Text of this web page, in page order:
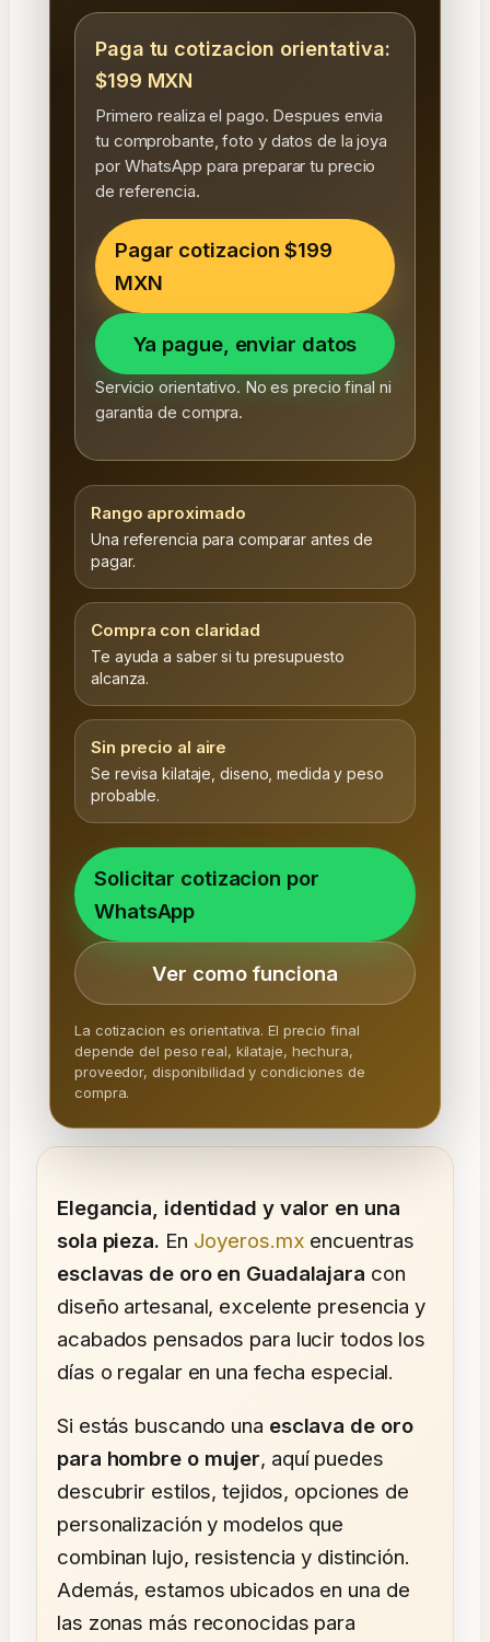
Paga tu cotizacion orientativa:
$199 MXN
Primero realiza el pago. Despues envia
tu comprobante, foto y datos de la joya
por WhatsApp para preparar tu precio
de referencia.
Pagar cotizacion $199
MXN
Ya pague, enviar datos
Servicio orientativo. No es precio final ni
garantia de compra.
Rango aproximado
Una referencia para comparar antes de
pagar.
Compra con claridad
Te ayuda a saber si tu presupuesto
alcanza.
Sin precio al aire
Se revisa kilataje, diseno, medida y peso
probable.
Solicitar cotizacion por
WhatsApp
Ver como funciona
La cotizacion es orientativa. El precio final
depende del peso real, kilataje, hechura,
proveedor, disponibilidad y condiciones de
compra.
Elegancia, identidad y valor en una
sola pieza. En Joyeros.mx encuentras
esclavas de oro en Guadalajara con
diseño artesanal, excelente presencia y
acabados pensados para lucir todos los
días o regalar en una fecha especial.
Si estás buscando una esclava de oro
para hombre o mujer, aquí puedes
descubrir estilos, tejidos, opciones de
personalización y modelos que
combinan lujo, resistencia y distinción.
Además, estamos ubicados en una de
las zonas más reconocidas para